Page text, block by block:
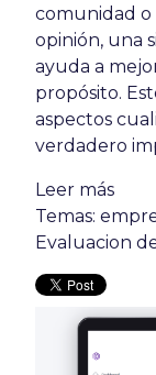
comunidad o
opinión, una
ayuda a
propósito.
aspectos
verdadero
Leer más
Temas:
Evaluacion